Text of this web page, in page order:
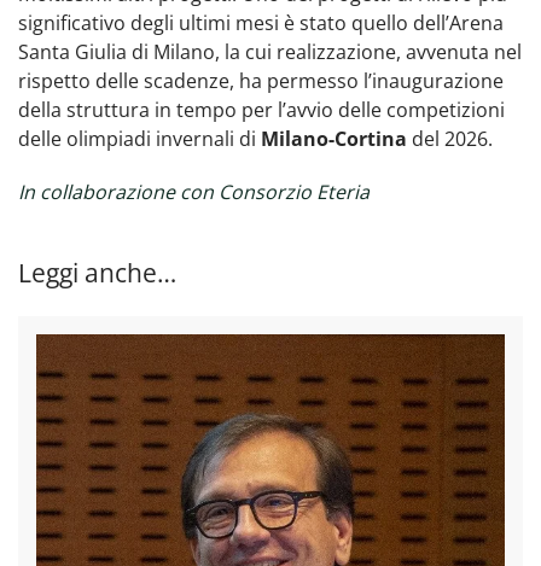
significativo degli ultimi mesi è stato quello dell’Arena
Santa Giulia di Milano, la cui realizzazione, avvenuta nel
rispetto delle scadenze, ha permesso l’inaugurazione
della struttura in tempo per l’avvio delle competizioni
delle olimpiadi invernali di Milano-Cortina del 2026.
In collaborazione con Consorzio Eteria
Leggi anche…